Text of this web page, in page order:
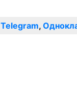
Telegram,